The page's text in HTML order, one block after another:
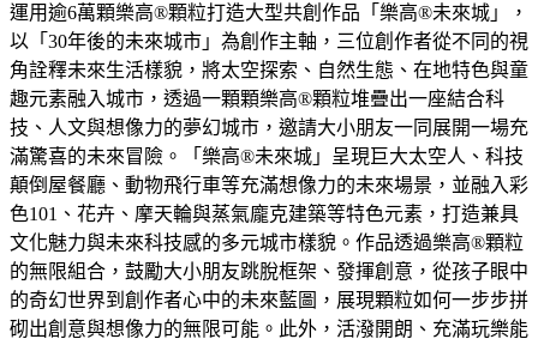
運用逾6萬顆樂高®顆粒打造大型共創作品「樂高®未來城」，
以「30年後的未來城市」為創作主軸，三位創作者從不同的視
角詮釋未來生活樣貌，將太空探索、自然生態、在地特色與童
趣元素融入城市，透過一顆顆樂高®顆粒堆疊出一座結合科
技、人文與想像力的夢幻城市，邀請大小朋友一同展開一場充
滿驚喜的未來冒險。「樂高®未來城」呈現巨大太空人、科技
顛倒屋餐廳、動物飛行車等充滿想像力的未來場景，並融入彩
色101、花卉、摩天輪與蒸氣龐克建築等特色元素，打造兼具
文化魅力與未來科技感的多元城市樣貌。作品透過樂高®顆粒
的無限組合，鼓勵大小朋友跳脫框架、發揮創意，從孩子眼中
的奇幻世界到創作者心中的未來藍圖，展現顆粒如何一步步拼
砌出創意與想像力的無限可能。此外，活潑開朗、充滿玩樂能